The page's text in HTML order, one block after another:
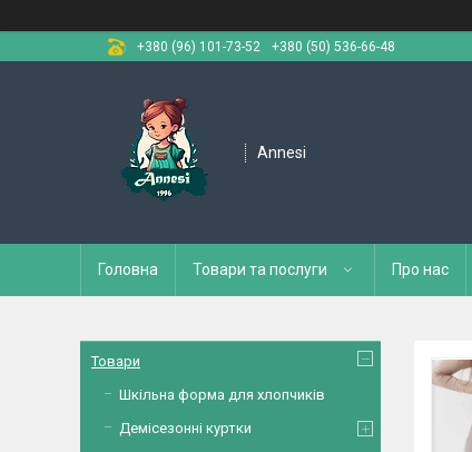
+380 (96) 101-73-52
+380 (50) 536-66-48
Annesi
Головна Товари та послуги Про нас
Товари
Шкільна форма для хлопчиків
Демісезонні куртки